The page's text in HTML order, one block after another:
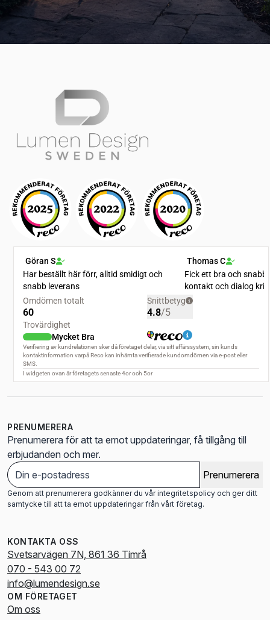
PRENUMERERA
Prenumerera för att ta emot uppdateringar, få tillgång till
erbjudanden och mer.
Prenumerera
Genom att prenumerera godkänner du vår integritetspolicy och ger ditt
samtycke till att ta emot uppdateringar från vårt företag.
KONTAKTA OSS
Svetsarvägen 7N, 861 36 Timrå
070 - 543 00 72
info@lumendesign.se
OM FÖRETAGET
Om oss